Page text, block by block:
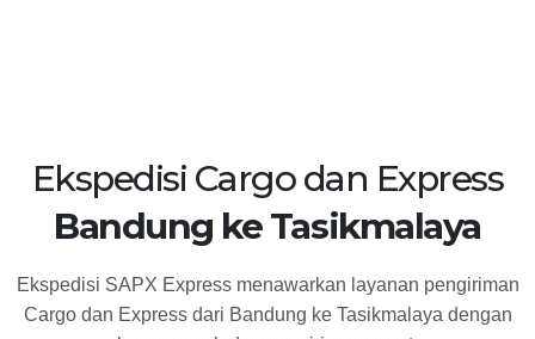
Ekspedisi Cargo dan Express
Bandung ke Tasikmalaya
Ekspedisi SAPX Express menawarkan layanan pengiriman
Cargo dan Express dari Bandung ke Tasikmalaya dengan